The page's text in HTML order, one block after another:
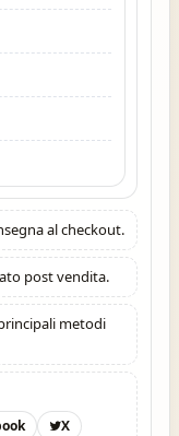
al checkout.
post vendita.
metodi
X